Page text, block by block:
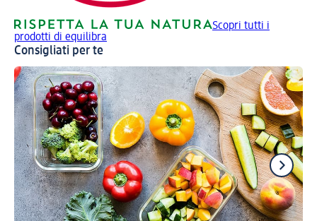
Scopri tutti i
prodotti di equilibra
Consigliati per te